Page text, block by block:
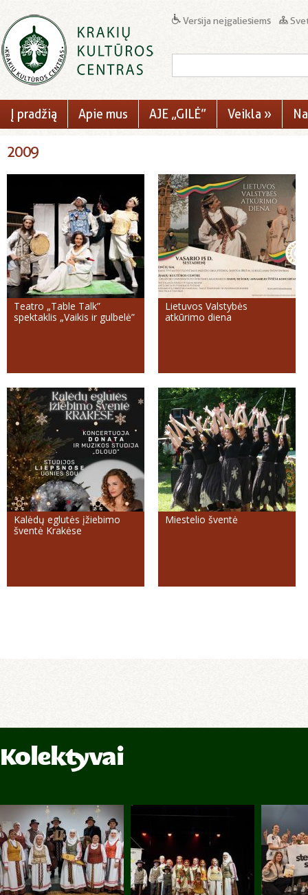
Versija neįgaliesiems
Į pradžią Apie mus AJE „GILĖ” Veikla »
2009
Teatro „Table Talk”
spektaklis „Vaikis ir gulbelė”
Lietuvos Valstybės
atkūrimo diena
Kalėdų eglutės įžiebimo
šventė Krakėse
Miestelio šventė
Kolektyvai